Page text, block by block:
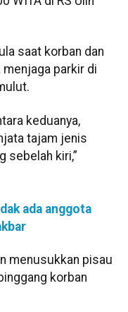
saat korban dan
parkir di
keduanya,
tajam jenis
sebelah kiri,”
ada anggota
menusukkan pisau
korban